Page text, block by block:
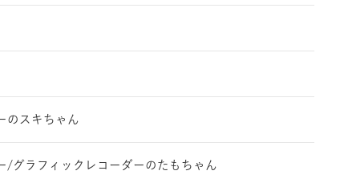
のスキちゃん
/グラフィックレコーダーのたもちゃん